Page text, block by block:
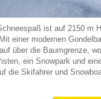
ist auf 2150 m
einer modernen
über die Baumgrenze,
ein Snowpark und
die Skifahrer und